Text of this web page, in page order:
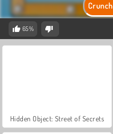
65%
Hidden Object: Street of Secrets